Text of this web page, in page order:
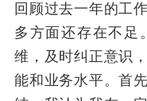
回顾过去一年的工
多方面还存在不足
维，及时纠正意识
能和业务水平。首